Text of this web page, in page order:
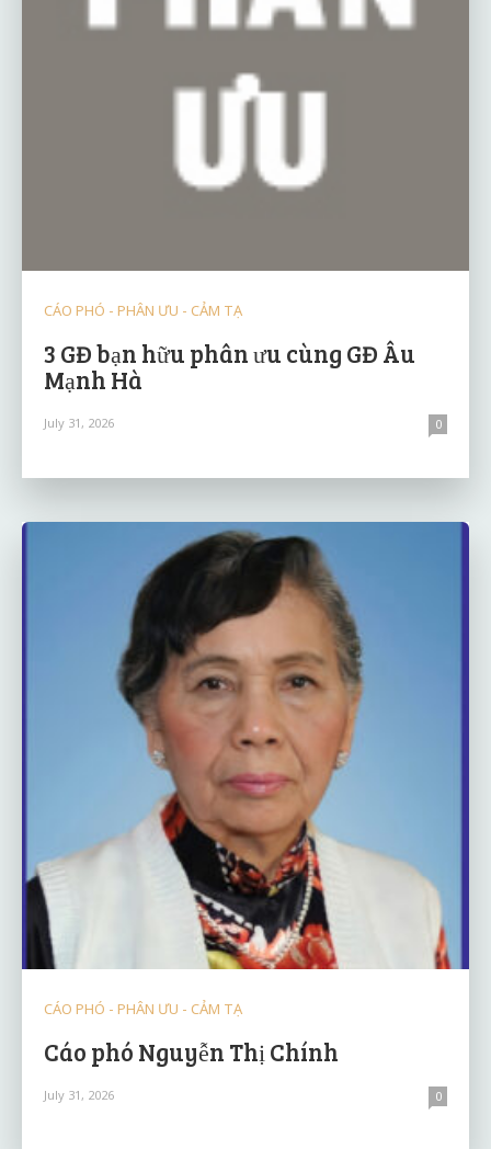
CÁO PHÓ - PHÂN ƯU - CẢM TẠ
3 GĐ bạn hữu phân ưu cùng GĐ Âu
Mạnh Hà
July 31, 2026 0
CÁO PHÓ - PHÂN ƯU - CẢM TẠ
Cáo phó Nguyễn Thị Chính
July 31, 2026 0